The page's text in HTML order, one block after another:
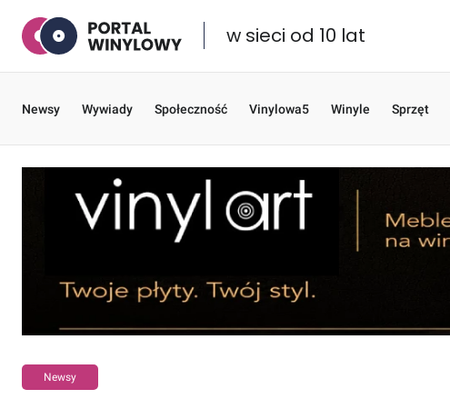
w sieci od 10 lat
Newsy Wywiady Społeczność Vinylowa5 Winyle Sprzęt
Newsy